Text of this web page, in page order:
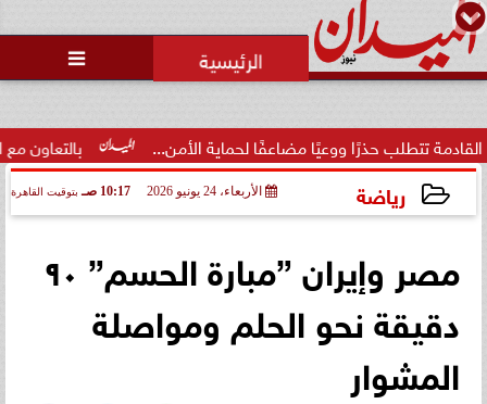

بالتعاون مع البنك حذرًا ووعيًا مضاعفًا لحماية الأمن...
رياضة الأربعاء، 24 يونيو 2026 10:17 صـ بتوقيت القاهرة
مصر وإيران ”مبارة الحسم” ٩٠
دقيقة نحو الحلم ومواصلة
المشوار